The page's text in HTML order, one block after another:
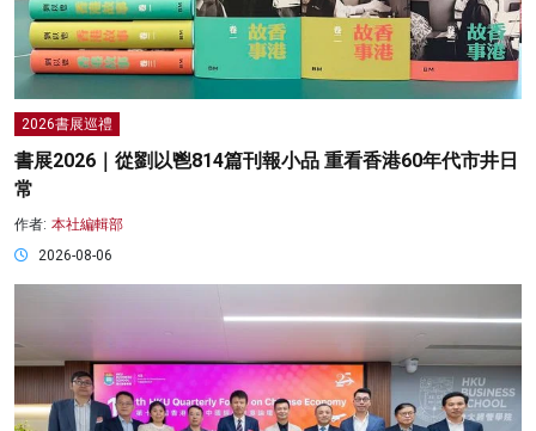
2026書展巡禮
書展2026｜從劉以鬯814篇刊報小品 重看香港60年代市井日
常
作者: 本社編輯部
2026-08-06